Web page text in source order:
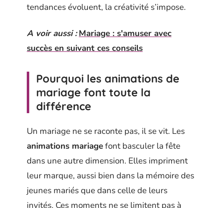
tendances évoluent, la créativité s’impose.
A voir aussi : Mariage : s'amuser avec
succès en suivant ces conseils
Pourquoi les animations de
mariage font toute la
différence
Un mariage ne se raconte pas, il se vit. Les
animations mariagefont basculer la fête
dans une autre dimension. Elles impriment
leur marque, aussi bien dans la mémoire des
jeunes mariés que dans celle de leurs
invités. Ces moments ne se limitent pas à